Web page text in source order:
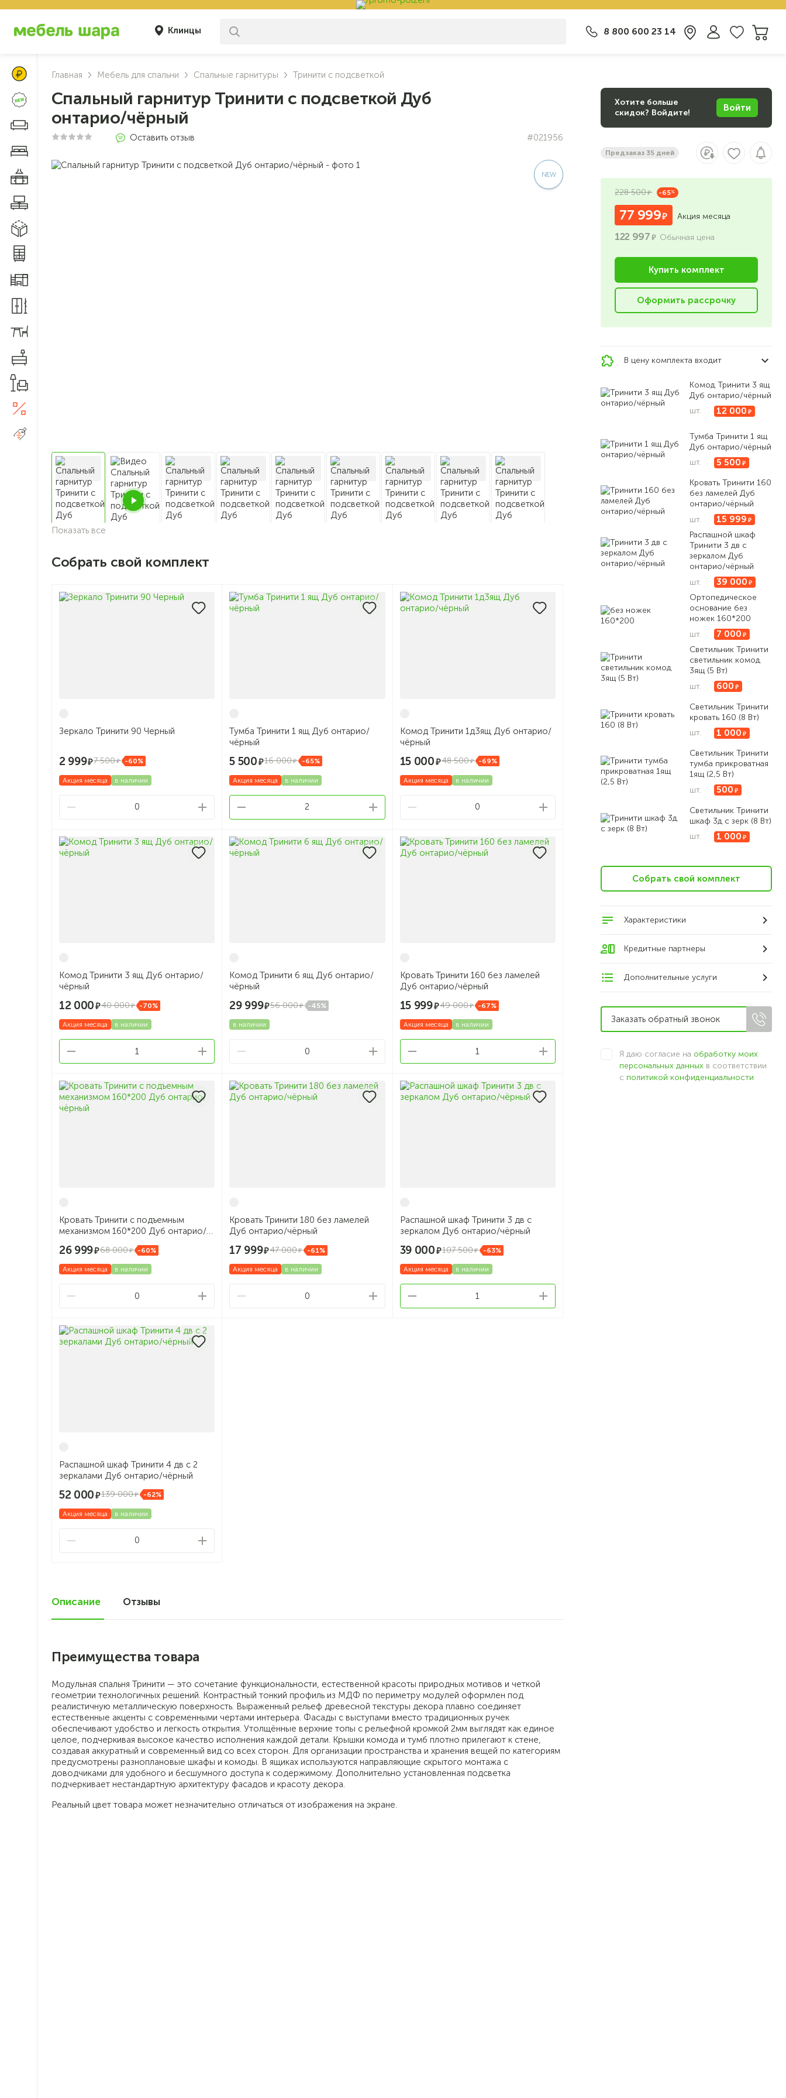
Клинцы 8 800 600 23 14
Цены Клуба Своих
Новинки
Диваны и кресла
Главная Мебель для спальни Спальные гарнитуры Тринити с подсветкой
Спальный гарнитур Тринити с подсветкой Дуб
онтарио/чёрный
Оставить отзыв #021956
Показать все
Собрать свой комплект
Зеркало Тринити 90 Черный
2 999 7 500 -60%
Акция месяца в наличии
0
Тумба Тринити 1 ящ Дуб онтарио/
чёрный
5 500 16 000 -65%
Акция месяца в наличии
2
Комод Тринити 1д3ящ Дуб онтарио/
чёрный
15 000 48 500 -69%
Акция месяца в наличии
0
Комод Тринити 3 ящ Дуб онтарио/
чёрный
12 000 40 000 -70%
Акция месяца в наличии
1
Комод Тринити 6 ящ Дуб онтарио/
чёрный
29 999 56 000 -45%
в наличии
0
Кровать Тринити 160 без ламелей
Дуб онтарио/чёрный
15 999 49 000 -67%
Акция месяца в наличии
1
Кровать Тринити с подъемным
механизмом 160*200 Дуб онтарио/
26 999 68 000 -60%
Акция месяца в наличии
0
Кровать Тринити 180 без ламелей
Дуб онтарио/чёрный
17 999 47 000 -61%
Акция месяца в наличии
0
Распашной шкаф Тринити 3 дв с
зеркалом Дуб онтарио/чёрный
39 000 107 500 -63%
Акция месяца в наличии
1
Распашной шкаф Тринити 4 дв с 2
зеркалами Дуб онтарио/чёрный
52 000 139 000 -62%
Акция месяца в наличии
0
Описание Отзывы
Преимущества товара
Модульная спальня Тринити — это сочетание функциональности, естественной красоты природных мотивов и четкой
геометрии технологичных решений. Контрастный тонкий профиль из МДФ по периметру модулей оформлен под
реалистичную металлическую поверхность. Выраженный рельеф древесной текстуры декора плавно соединяет
естественные акценты с современными чертами интерьера. Фасады с выступами вместо традиционных ручек
обеспечивают удобство и легкость открытия. Утолщённые верхние топы с рельефной кромкой 2мм выглядят как единое
целое, подчеркивая высокое качество исполнения каждой детали. Крышки комода и тумб плотно прилегают к стене,
создавая аккуратный и современный вид со всех сторон. Для организации пространства и хранения вещей по категориям
предусмотрены разноплановые шкафы и комоды. В ящиках используются направляющие скрытого монтажа с
доводчиками для удобного и бесшумного доступа к содержимому. Дополнительно установленная подсветка
подчеркивает нестандартную архитектуру фасадов и красоту декора.
Реальный цвет товара может незначительно отличаться от изображения на экране.
Хотите больше
скидок? Войдите!
Войти
Предзаказ 35 дней
228 500 -65%
77 999 Акция месяца
122 997 Обычная цена
Купить комплект
Оформить рассрочку
В цену комплекта входит
Комод Тринити 3 ящ
Дуб онтарио/чёрный
шт.
12 000
Тумба Тринити 1 ящ
Дуб онтарио/чёрный
шт.
5 500
Кровать Тринити 160
без ламелей Дуб
онтарио/чёрный
шт.
15 999
Распашной шкаф
Тринити 3 дв с
зеркалом Дуб
онтарио/чёрный
шт.
39 000
Ортопедическое
основание без
ножек 160*200
шт.
7 000
Светильник Тринити
светильник комод
3ящ (5 Вт)
шт.
600
Светильник Тринити
кровать 160 (8 Вт)
шт.
1 000
Светильник Тринити
тумба прикроватная
1ящ (2,5 Вт)
шт.
500
Светильник Тринити
шкаф 3д с зерк (8 Вт)
шт.
1 000
Собрать свой комплект
Характеристики
Кредитные партнеры
Дополнительные услуги
Я даю согласие на обработку моих
персональных данных в соответствии
с политикой конфиденциальности